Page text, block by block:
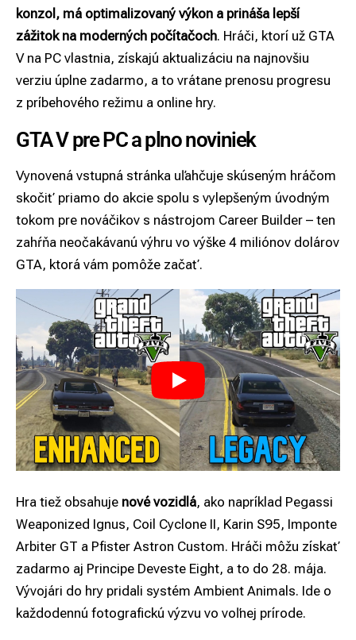
konzol, má optimalizovaný výkon a prináša lepší
zážitok na moderných počítačoch. Hráči, ktorí už GTA
V na PC vlastnia, získajú aktualizáciu na najnovšiu
verziu úplne zadarmo, a to vrátane prenosu progresu
z príbehového režimu a online hry.
GTA V pre PC a plno noviniek
Vynovená vstupná stránka uľahčuje skúseným hráčom
skočiť priamo do akcie spolu s vylepšeným úvodným
tokom pre nováčikov s nástrojom Career Builder – ten
zahŕňa neočakávanú výhru vo výške 4 miliónov dolárov
GTA, ktorá vám pomôže začať.
Hra tiež obsahuje nové vozidlá, ako napríklad Pegassi
Weaponized Ignus, Coil Cyclone II, Karin S95, Imponte
Arbiter GT a Pfister Astron Custom. Hráči môžu získať
zadarmo aj Principe Deveste Eight, a to do 28. mája.
Vývojári do hry pridali systém Ambient Animals. Ide o
každodennú fotografickú výzvu vo voľnej prírode.